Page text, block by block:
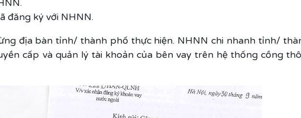
đăng ký với NHNN.
địa bàn tỉnh/ thành phố thực hiện. NHNN chi nhanh tỉnh/
cấp và quản lý tài khoản của bên vay trên hệ thống cồng